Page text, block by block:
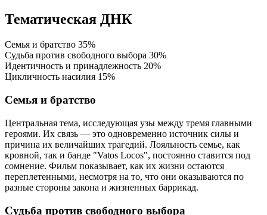
Тематическая ДНК
Семья и братство 35%
Судьба против свободного выбора 30%
Идентичность и принадлежность 20%
Цикличность насилия 15%
Семья и братство
Центральная тема, исследующая узы между тремя главными
героями. Их связь — это одновременно источник силы и
причина их величайших трагедий. Лояльность семье, как
кровной, так и банде "Vatos Locos", постоянно ставится под
сомнение. Фильм показывает, как их жизни остаются
переплетенными, несмотря на то, что они оказываются по
разные стороны закона и жизненных баррикад.
Судьба против свободного выбора